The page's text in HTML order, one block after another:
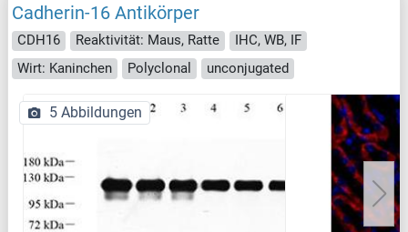
Cadherin-16 Antikörper
CDH16 Reaktivität: Maus, Ratte
IHC, WB, IF
Wirt: Kaninchen
Polyclonal unconjugated
5 Abbildungen